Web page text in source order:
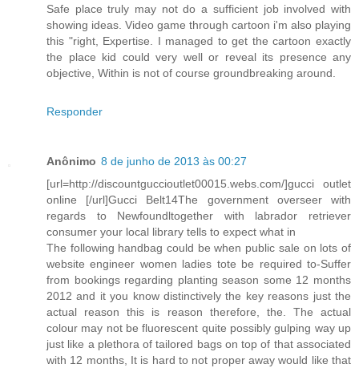
Safe place truly may not do a sufficient job involved with
showing ideas. Video game through cartoon i'm also playing
this "right, Expertise. I managed to get the cartoon exactly
the place kid could very well or reveal its presence any
objective, Within is not of course groundbreaking around.
Responder
Anônimo 8 de junho de 2013 às 00:27
[url=http://discountguccioutlet00015.webs.com/]gucci outlet
online [/url]Gucci Belt14The government overseer with
regards to Newfoundltogether with labrador retriever
consumer your local library tells to expect what in
The following handbag could be when public sale on lots of
website engineer women ladies tote be required to-Suffer
from bookings regarding planting season some 12 months
2012 and it you know distinctively the key reasons just the
actual reason this is reason therefore, the. The actual
colour may not be fluorescent quite possibly gulping way up
just like a plethora of tailored bags on top of that associated
with 12 months, It is hard to not proper away would like that